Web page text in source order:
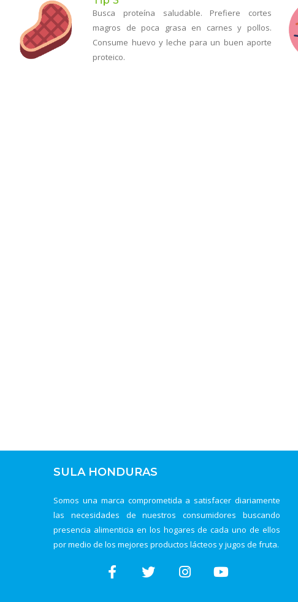
Busca proteína saludable. Prefiere cortes
magros de poca grasa en carnes y pollos.
Consume huevo y leche para un buen aporte
proteico.
SULA HONDURAS
Somos una marca comprometida a satisfacer diariamente
las necesidades de nuestros consumidores buscando
presencia alimenticia en los hogares de cada uno de ellos
por medio de los mejores productos lácteos y jugos de fruta.